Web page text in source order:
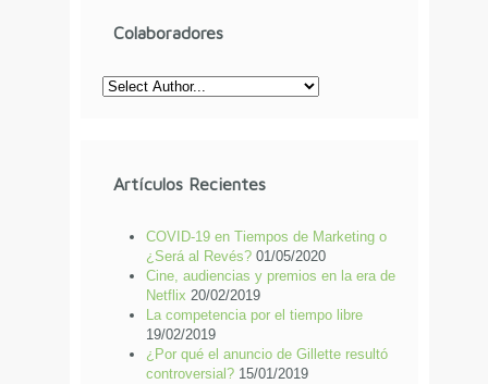
Colaboradores
Artículos Recientes
COVID-19 en Tiempos de Marketing o
¿Será al Revés? 01/05/2020
Cine, audiencias y premios en la era de
Netflix 20/02/2019
La competencia por el tiempo libre
19/02/2019
¿Por qué el anuncio de Gillette resultó
controversial? 15/01/2019